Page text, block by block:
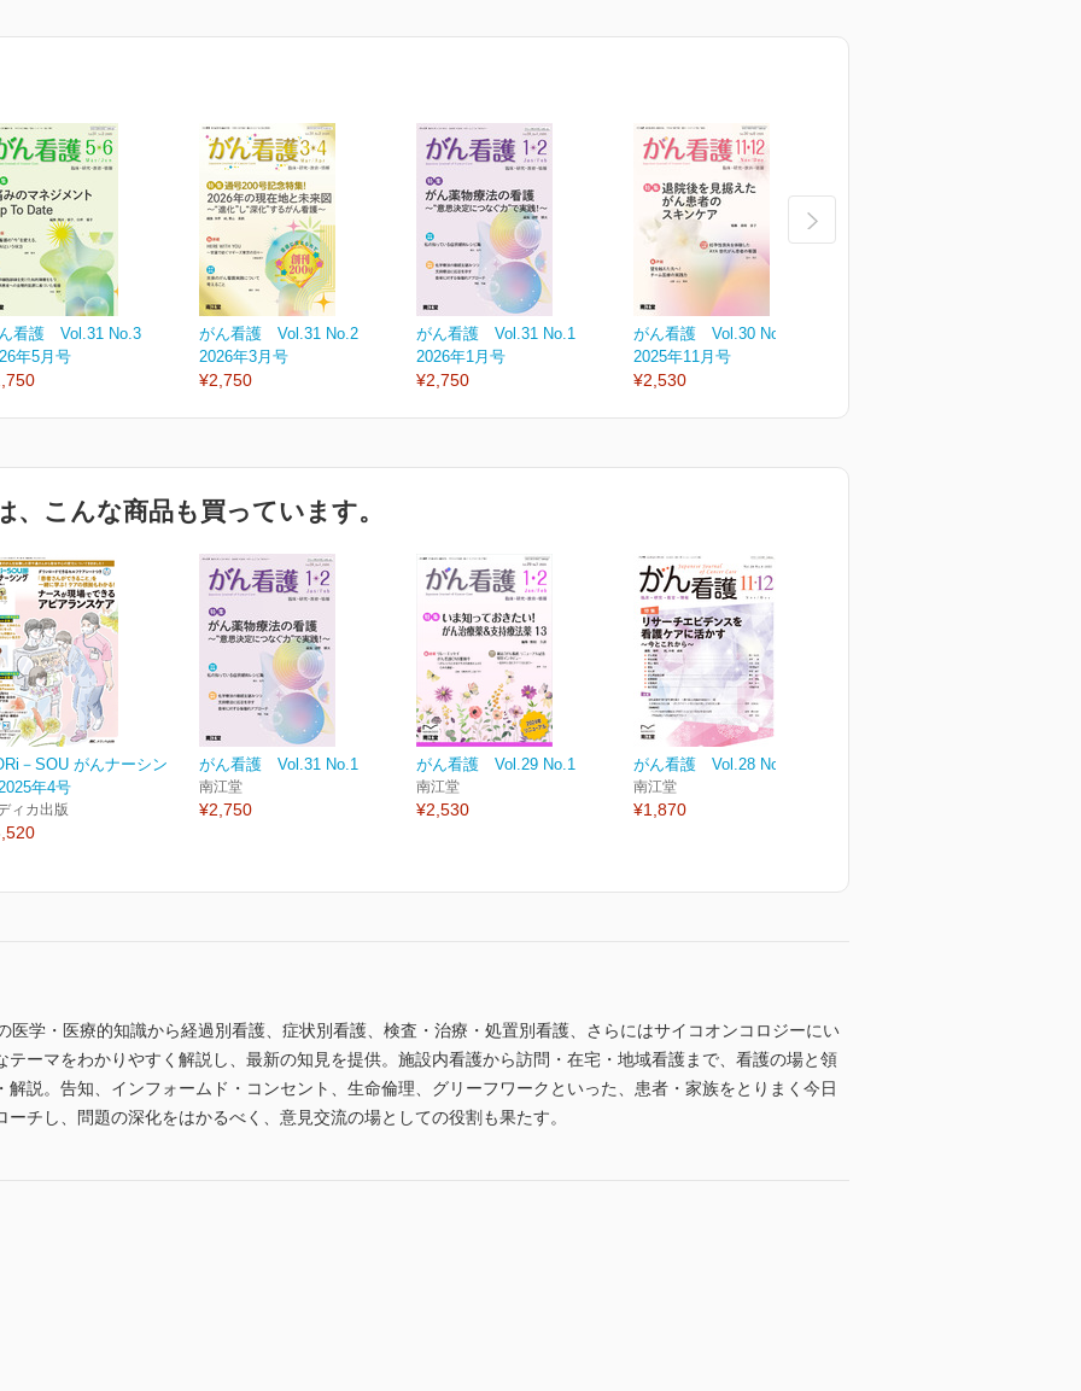
看護 Vol.31 No.3
年5月号
がん看護 Vol.31 No.2
2026年3月号
¥2,750
がん看護 Vol.31 No.1
2026年1月号
¥2,750
がん看護 Vol.30 No.6
2025年11月号
¥2,530
、こんな商品も買っています。
－SOU がんナーシン
年4号
ィカ出版
がん看護 Vol.31 No.1
南江堂
¥2,750
がん看護 Vol.29 No.1
南江堂
¥2,530
がん看護 Vol.28 No.8
南江堂
¥1,870
医学・医療的知識から経過別看護、症状別看護、検査・治療・処置別看護、さらにはサイコオンコロジーにい
テーマをわかりやすく解説し、最新の知見を提供。施設内看護から訪問・在宅・地域看護まで、看護の場と領
説。告知、インフォームド・コンセント、生命倫理、グリーフワークといった、患者・家族をとりまく今日
チし、問題の深化をはかるべく、意見交流の場としての役割も果たす。